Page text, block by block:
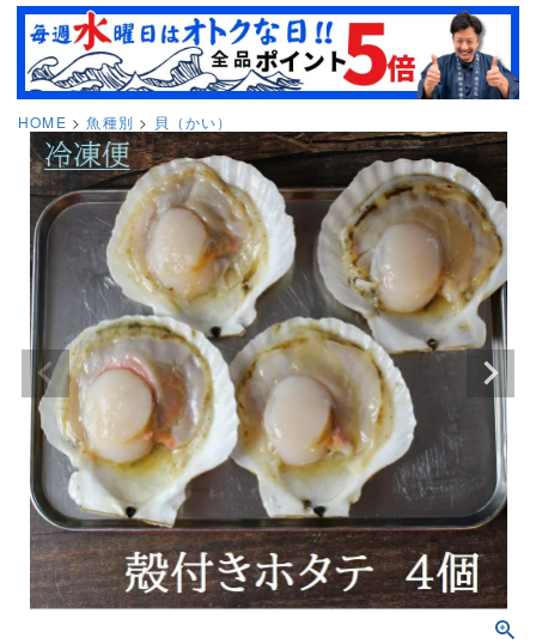
HOME 魚種別 貝（かい）